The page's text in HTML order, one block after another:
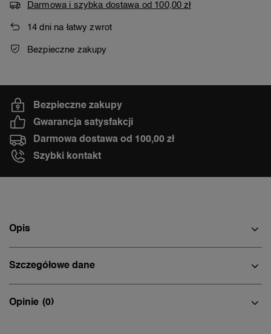
Darmowa i szybka dostawa od 100,00 zł
14 dni na łatwy zwrot
Bezpieczne zakupy
Bezpieczne zakupy
Gwarancja satysfakcji
Darmowa dostawa od 100,00 zł
Szybki kontakt
Opis
Szczegółowe dane
Opinie (0)